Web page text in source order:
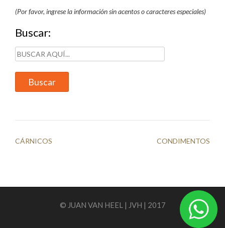
(Por favor, ingrese la información sin acentos o caracteres especiales)
Buscar:
Navegación
CÁRNICOS CONDIMENTOS
© JUAN VAN HEEL | JVH | 2017